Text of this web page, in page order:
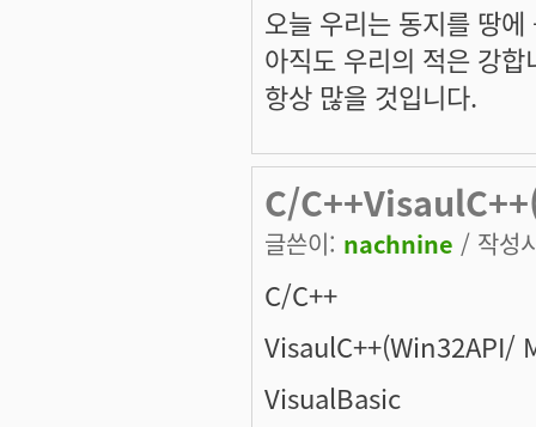
오늘 우리는 동지를 땅
아직도 우리의 적은 강
항상 많을 것입니다.
C/
글쓴이: nachnine / 작성
C/C++
VisaulC++(Win32API/
VisualBasic